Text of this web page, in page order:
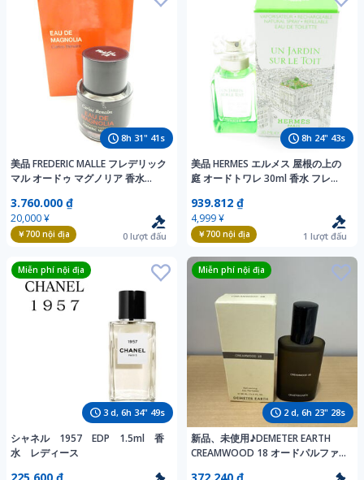
8h 31" 39 s
美品 FREDERIC MALLE フレデリック
マル オードゥ マグノリア 香水
BM13384AK
3.760.000 ₫
20,000 ¥
￥700nội địa 0 lượt đấu
8h 24" 41s
美品 HERMES エルメス 屋根の上の
庭 オードトワレ 30ml 香水 フレグ
939.812 ₫
4,999 ¥
￥700nội địa 1 lượt đấu
3 d, 6h 34" 47s
Miễn phí nội địa
シャネル 1957 EDP 1.5ml 香
水 レディース
2 d, 6h 23" 26s
Miễn phí nội địa
新品、未使用♪DEMETER EARTH
CREAMWOOD 18 オードパルファ